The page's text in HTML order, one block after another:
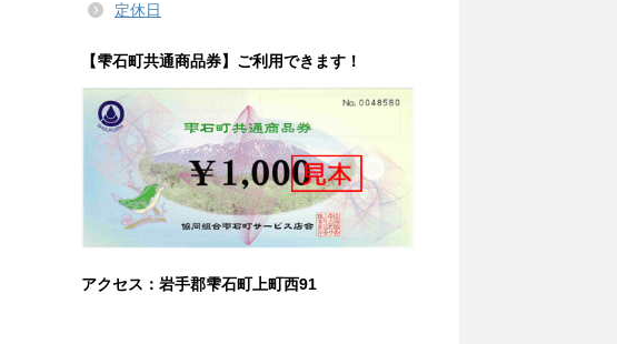
定休日
【雫石町共通商品券】ご利用できます！
アクセス：岩手郡雫石町上町西91